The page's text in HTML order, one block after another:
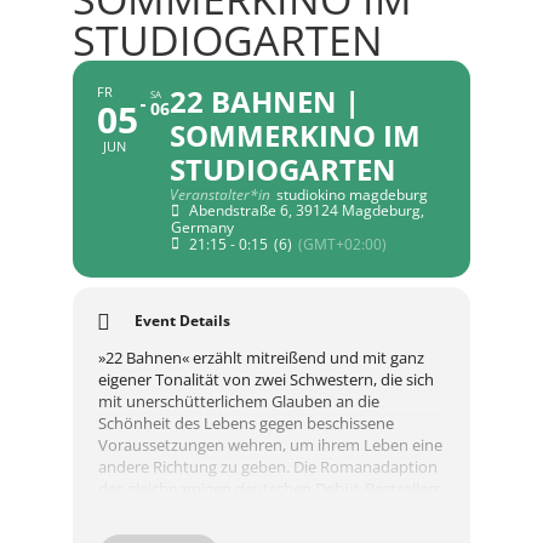
STUDIOGARTEN
FR
05
JUN
SA
0622 BAHNEN |
SOMMERKINO IM
STUDIOGARTEN
Veranstalter*in studiokino magdeburg
Abendstraße 6, 39124 Magdeburg,
Germany
21:15 - 0:15 (6) (GMT+02:00)
Event Details
»22 Bahnen« erzählt mitreißend und mit ganz
eigener Tonalität von zwei Schwestern, die sich
mit unerschütterlichem Glauben an die
Schönheit des Lebens gegen beschissene
Voraussetzungen wehren, um ihrem Leben eine
andere Richtung zu geben. Die Romanadaption
Erwachsenwerden, die Liebe und